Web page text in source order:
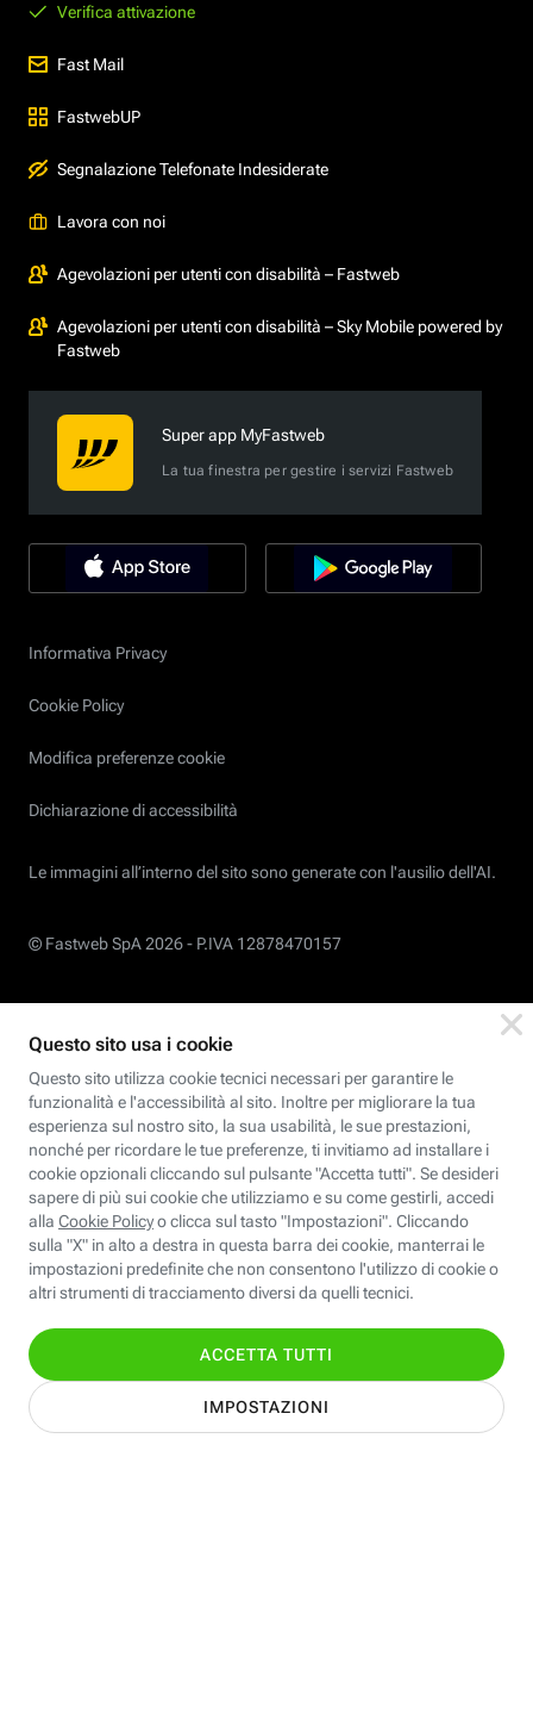
Verifica attivazione
Fast Mail
FastwebUP
Segnalazione Telefonate Indesiderate
Lavora con noi
Agevolazioni per utenti con disabilità – Fastweb
Agevolazioni per utenti con disabilità – Sky Mobile powered by
Fastweb
Super app MyFastweb
La tua finestra per gestire i servizi Fastweb
Informativa Privacy
Cookie Policy
Modifica preferenze cookie
Dichiarazione di accessibilità
Le immagini all’interno del sito sono generate con l'ausilio dell'AI.
© Fastweb SpA 2026 - P.IVA 12878470157